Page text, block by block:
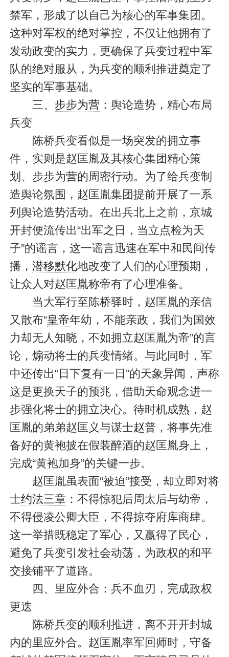
禁军，形成了以自己为核心的军事集团。
这种对军权的绝对掌控，不仅让他拥有了
发动政变的实力，更确保了兵变过程中军
队的绝对服从，为兵变的顺利推进奠定了
坚实的军事基础。
三、 步步为营 ：舆论造势，精心布局
兵变
陈桥兵变看似是一场突发的拥立事
件，实则是赵匡胤及其核心集团精心策
划、步步为营的周密行动。为了给兵变制
造舆论氛围，赵匡胤集团提前开展了一系
列舆论造势活动。在出兵北上之前，京城
开封便流传出“出军之日，当立点检为天
子”的谣言，这一谣言迅速在军中和民间传
播， 潜移默化地改变了人们的心理预期，
让众人对赵匡胤称帝有了心理准备。
当大军行至陈桥驿时，赵匡胤的亲信
又散布“皇帝年幼，不能亲政，我们为国效
力却无人知晓，不如拥立赵匡胤为帝”的言
论，煽动将士的兵变情绪。与此同时，军
中还传出“日下复有一日”的天象异闻，声称
这是更换天子的预兆，借助天命观念进一
步强化将士的拥立决心。待时机成熟，赵
匡胤的弟弟赵匡义与谋士赵普 ，将事先准
备好的黄袍披在假装醉酒的赵匡胤身上，
完成“黄袍加身”的关键一步。
赵匡胤虽表面“被迫”接受，却立即对将
士约法三章 ：不得惊犯后周太后与幼帝，
不得侵凌公卿大臣，不得掠夺府库商肆。
这一举措既稳定了军心，又赢得了民心，
避免了兵变引发社会动荡，为政权的和平
交接铺平了道路。
四、里应外合：兵不血刃，完成政权
更迭
陈桥兵变的顺利推进，离不开开封城
内的里应外合。赵匡胤率军回师时，守备